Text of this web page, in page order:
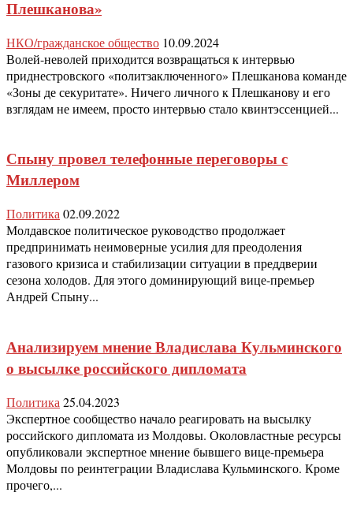
Плешканова»
НКО/гражданское общество 10.09.2024
Волей-неволей приходится возвращаться к интервью
приднестровского «политзаключенного» Плешканова команде
«Зоны де секуритате». Ничего личного к Плешканову и его
взглядам не имеем, просто интервью стало квинтэссенцией...
Спыну провел телефонные переговоры с
Миллером
Политика 02.09.2022
Молдавское политическое руководство продолжает
предпринимать неимоверные усилия для преодоления
газового кризиса и стабилизации ситуации в преддверии
сезона холодов. Для этого доминирующий вице-премьер
Андрей Спыну...
Анализируем мнение Владислава Кульминского
о высылке российского дипломата
Политика 25.04.2023
Экспертное сообщество начало реагировать на высылку
российского дипломата из Молдовы. Околовластные ресурсы
опубликовали экспертное мнение бывшего вице-премьера
Молдовы по реинтеграции Владислава Кульминского. Кроме
прочего,...